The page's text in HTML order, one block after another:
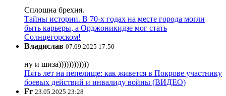
Сплошна брехня.
Тайны истории. В 70-х годах на месте города могли
быть карьеры, а Орджоникидзе мог стать
Солнцегорском!
Владислав 07.09.2025 17:50
ну и шиза))))))))))))
Пять лет на пепелище: как живется в Покрове участнику
боевых действий и инвалиду войны (ВИДЕО)
Fr 23.05.2025 23:28